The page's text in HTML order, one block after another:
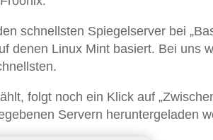
schnellsten Spiegelserver bei
denen Linux Mint basiert. Bei uns
folgt noch ein Klick auf
Servern heruntergeladen